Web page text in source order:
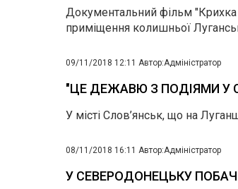
Документальний фільм "Крихка
приміщення колишньої
09/11/2018 12:11 Автор:Адміністратор
"ЦЕ ДЕЖАВЮ З ПОДІЯМИ У
У місті Слов’янськ, що на
08/11/2018 16:11 Автор:Адміністратор
У СЕВЕРОДОНЕЦЬКУ